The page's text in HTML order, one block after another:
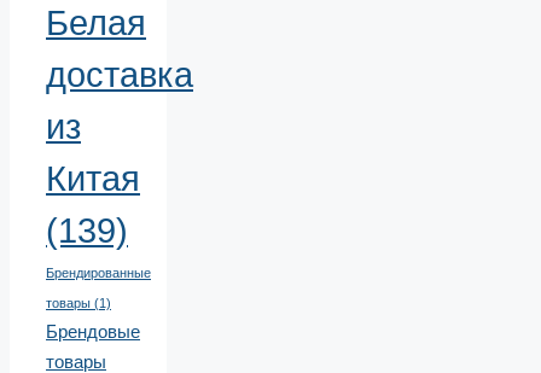
Белая
доставка
из
Китая
(139)
Брендированные
товары (1)
Брендовые
товары